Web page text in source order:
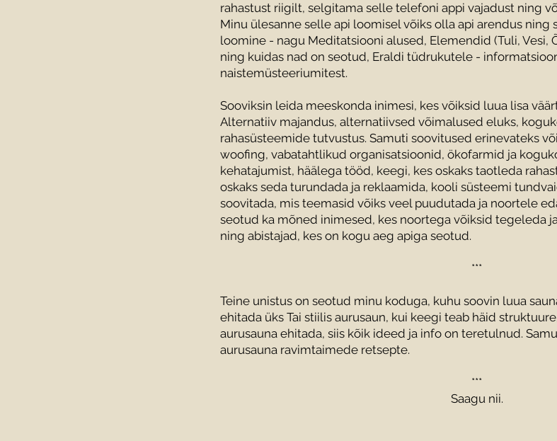
rahastust riigilt, selgitama selle telefoni appi vajadust ning
Minu ülesanne selle api loomisel võiks olla api arendus ning
loomine - nagu Meditatsiooni alused, Elemendid (Tuli, Vesi,
ning kuidas nad on seotud, Eraldi tüdrukutele -
naistemüsteeriumitest.
Sooviksin leida meeskonda inimesi, kes võiksid luua lisa
Alternatiiv majandus, alternatiivsed võimalused eluks,
rahasüsteemide tutvustus. Samuti soovitused erinevateks
woofing, vabatahtlikud organisatsioonid, ökofarmid ja
kehatajumist, häälega tööd, keegi, kes oskaks taotleda
oskaks seda turundada ja reklaamida, kooli süsteemi
soovitada, mis teemasid võiks veel puudutada ja noortele
seotud ka mõned inimesed, kes noortega võiksid tegeleda
ning abistajad, kes on kogu aeg apiga seotud.
***
Teine unistus on seotud minu koduga, kuhu soovin luua
ehitada üks Tai stiilis aurusaun, kui keegi teab häid
aurusauna ehitada, siis kõik ideed ja info on teretulnud.
aurusauna ravimtaimede retsepte.
***
Saagu nii.